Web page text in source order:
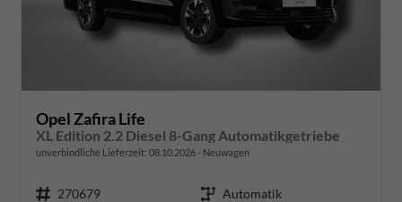
Opel Zafira Life
XL Edition 2.2 Diesel 8-Gang Automatikgetriebe
unverbindliche Lieferzeit: 08.10.2026 Neuwagen
270679
Automatik